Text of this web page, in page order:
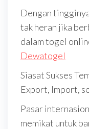
Dengan
tak heran jika
dalam togel
Dewatogel
Siasat Sukses
Export, Import,
Pasar
memikat untuk